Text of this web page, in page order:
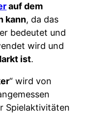
auf dem
kann, da das
bedeutet und
wird und
ist.
“ wird von
Spielaktivitäten